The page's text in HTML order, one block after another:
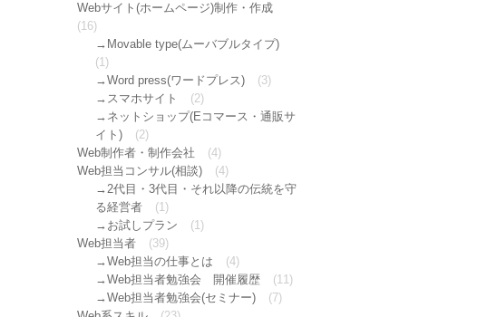
Webサイト(ホームページ)制作・作成
(16)
Movable type(ムーバブルタイプ)
(1)
Word press(ワードプレス)
(3)
スマホサイト
(2)
ネットショップ(Eコマース・通販サ
イト)
(2)
Web制作者・制作会社
(4)
Web担当コンサル(相談)
(4)
2代目・3代目・それ以降の伝統を守
る経営者
(1)
お試しプラン
(1)
Web担当者
(39)
Web担当の仕事とは
(4)
Web担当者勉強会 開催履歴
(11)
Web担当者勉強会(セミナー)
(7)